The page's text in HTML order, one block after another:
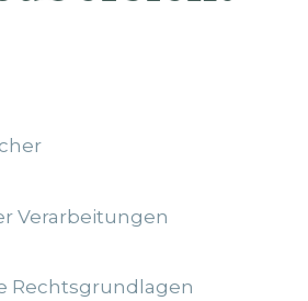
Verarbeitungen
Rechtsgrundlagen